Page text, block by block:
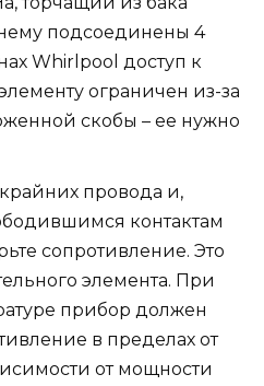
подсоединены 4
Whirlpool доступ к
ограничен из-за
скобы – ее нужно
провода и,
контактам
сопротивление. Это
элемента. При
прибор должен
в пределах от
от мощности